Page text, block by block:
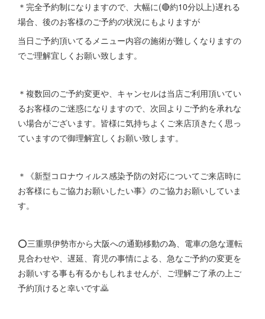
＊完全予約制になりますので、大幅に(🔴約10分以上)遅れる
場合、後のお客様のご予約の状況にもよりますが
当日ご予約頂いてるメニュー内容の施術が難しくなりますの
でご理解宜しくお願い致します。
＊複数回のご予約変更や、キャンセルは当店ご利用頂いてい
るお客様のご迷惑になりますので、次回よりご予約を承れな
い場合がございます。皆様に気持ちよくご来店頂きたく思っ
ていますので御理解宜しくお願い致します。
＊《新型コロナウィルス感染予防の対応についてご来店時に
お客様にもご協力お願いしたい事》のご協力お願いしていま
す。
⭕️三重県伊勢市から大阪への通勤移動の為、電車の急な運転
見合わせや、遅延、育児の事情による、急なご予約の変更を
お願いする事も有るかもしれませんが、ご理解ご了承の上ご
予約頂けると幸いです🙇